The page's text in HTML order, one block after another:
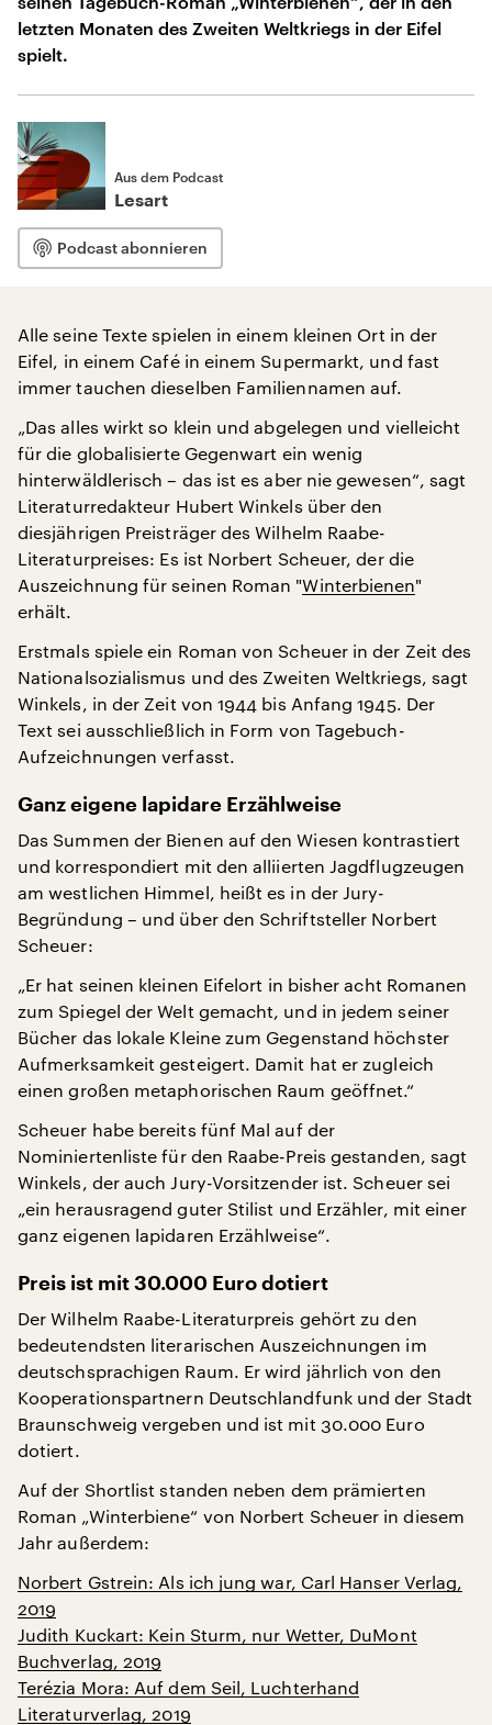
letzten Monaten des Zweiten Weltkriegs in der Eifel
spielt.
Aus dem Podcast
Lesart
Podcast abonnieren
Alle seine Texte spielen in einem kleinen Ort in der
Eifel, in einem Café in einem Supermarkt, und fast
immer tauchen dieselben Familiennamen auf.
„Das alles wirkt so klein und abgelegen und vielleicht
für die globalisierte Gegenwart ein wenig
hinterwäldlerisch – das ist es aber nie gewesen“, sagt
Literaturredakteur Hubert Winkels über den
diesjährigen Preisträger des Wilhelm Raabe-
Literaturpreises: Es ist Norbert Scheuer, der die
Auszeichnung für seinen Roman "Winterbienen"
erhält.
Erstmals spiele ein Roman von Scheuer in der Zeit des
Nationalsozialismus und des Zweiten Weltkriegs, sagt
Winkels, in der Zeit von 1944 bis Anfang 1945. Der
Text sei ausschließlich in Form von Tagebuch-
Aufzeichnungen verfasst.
Ganz eigene lapidare Erzählweise
Das Summen der Bienen auf den Wiesen kontrastiert
und korrespondiert mit den alliierten Jagdflugzeugen
am westlichen Himmel, heißt es in der Jury-
Begründung – und über den Schriftsteller Norbert
Scheuer:
„Er hat seinen kleinen Eifelort in bisher acht Romanen
zum Spiegel der Welt gemacht, und in jedem seiner
Bücher das lokale Kleine zum Gegenstand höchster
Aufmerksamkeit gesteigert. Damit hat er zugleich
einen großen metaphorischen Raum geöffnet.“
Scheuer habe bereits fünf Mal auf der
Nominiertenliste für den Raabe-Preis gestanden, sagt
Winkels, der auch Jury-Vorsitzender ist. Scheuer sei
„ein herausragend guter Stilist und Erzähler, mit einer
ganz eigenen lapidaren Erzählweise“.
Preis ist mit 30.000 Euro dotiert
Der Wilhelm Raabe-Literaturpreis gehört zu den
bedeutendsten literarischen Auszeichnungen im
deutschsprachigen Raum. Er wird jährlich von den
Kooperationspartnern Deutschlandfunk und der Stadt
Braunschweig vergeben und ist mit 30.000 Euro
dotiert.
Auf der Shortlist standen neben dem prämierten
Roman „Winterbiene“ von Norbert Scheuer in diesem
Jahr außerdem:
Norbert Gstrein: Als ich jung war, Carl Hanser Verlag,
2019
Judith Kuckart: Kein Sturm, nur Wetter, DuMont
Buchverlag, 2019
Terézia Mora: Auf dem Seil, Luchterhand
Literaturverlag, 2019